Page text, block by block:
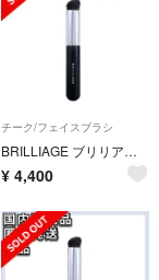
チーク/フェイスブラシ
BRILLIAGE ブリリアージュ ワイドフィンガーブラシ
¥ 4,400